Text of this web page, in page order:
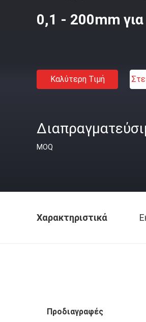
0,1 - 200mm
Καλύτερη Τιμή
MOQ
Χαρακτηριστικά
Προδιαγραφές